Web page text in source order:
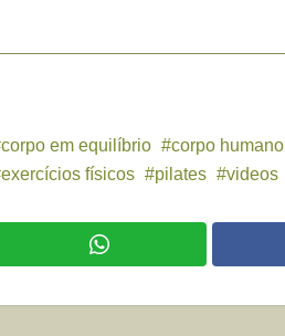
corpo em equilíbrio corpo humano
exercícios físicos
pilates videos